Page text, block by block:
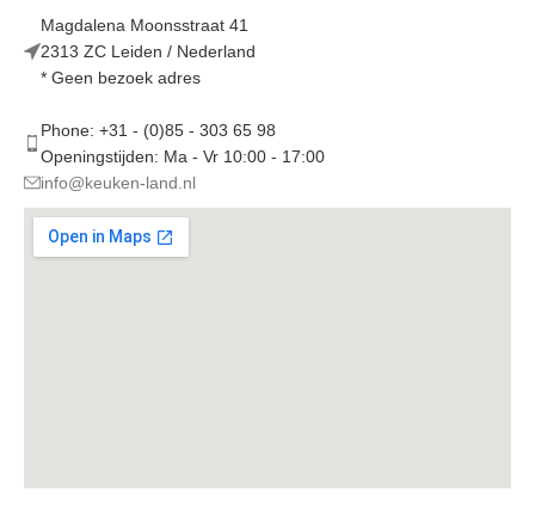
Magdalena Moonsstraat 41
2313 ZC Leiden / Nederland
* Geen bezoek adres
Phone: +31 - (0)85 - 303 65 98
Openingstijden: Ma - Vr 10:00 - 17:00
info@keuken-land.nl